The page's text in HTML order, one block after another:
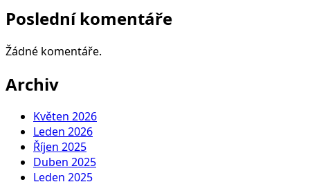
Poslední komentáře
Žádné komentáře.
Archiv
Květen 2026
Leden 2026
Říjen 2025
Duben 2025
Leden 2025